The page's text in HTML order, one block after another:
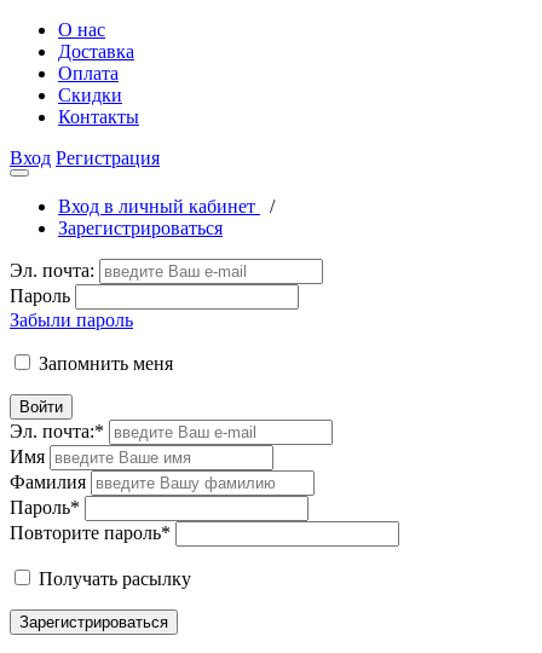
О нас
Доставка
Оплата
Скидки
Контакты
Вход Регистрация
Вход в личный кабинет
/
Зарегистрироваться
Эл. почта:
Пароль
Забыли пароль
Запомнить меня
Войти
Эл. почта:*
Имя
Фамилия
Пароль*
Повторите пароль*
Получать расылку
Зарегистрироваться